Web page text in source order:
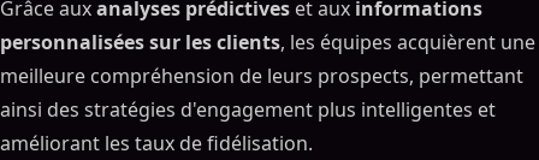
Grâce auxanalyses prédictives et aux informations
personnalisées sur les clients, les équipes acquièrent une
meilleure compréhension de leurs prospects, permettant
ainsi des stratégies d'engagement plus intelligentes et
améliorant les taux de fidélisation.